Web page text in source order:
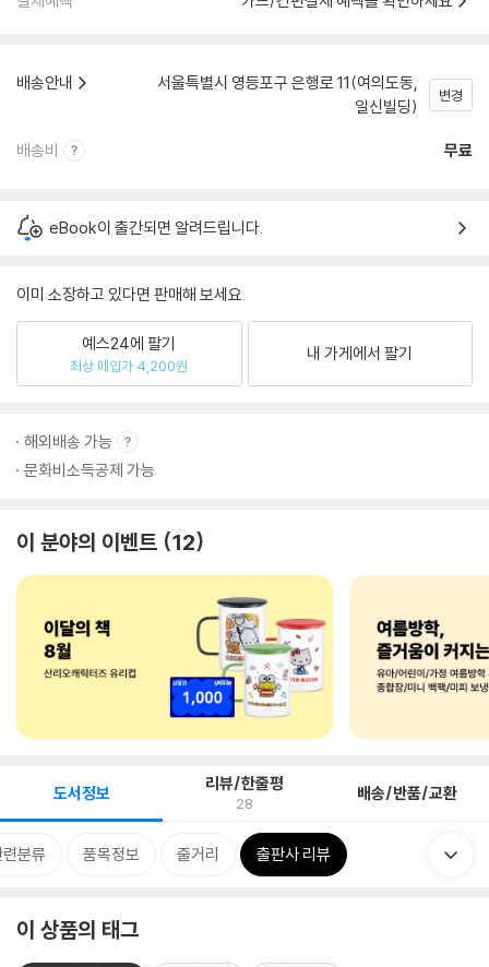
배송안내
서울특별시 영등포구 은행로 11(여의도동,
일신빌딩)
변경
배송비 무료
eBook이 출간되면 알려드립니다.
이미 소장하고 있다면 판매해 보세요.
예스24에 팔기
최상 매입가 4,200원
내 가게에서 팔기
해외배송 가능
문화비소득공제 가능
이 분야의 이벤트 12
도서정보 리뷰/한줄평
28 배송/반품/교환
분류 품목정보 줄거리 출판사 리뷰
이 상품의 태그